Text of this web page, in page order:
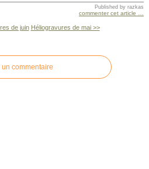
Published by razkas
commenter cet article
de juin Héliogravures de mai >>
un commentaire